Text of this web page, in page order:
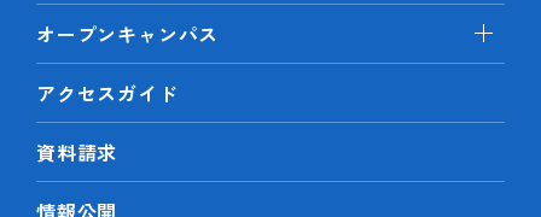
オープンキャンパス
アクセスガイド
資料請求
情報公開